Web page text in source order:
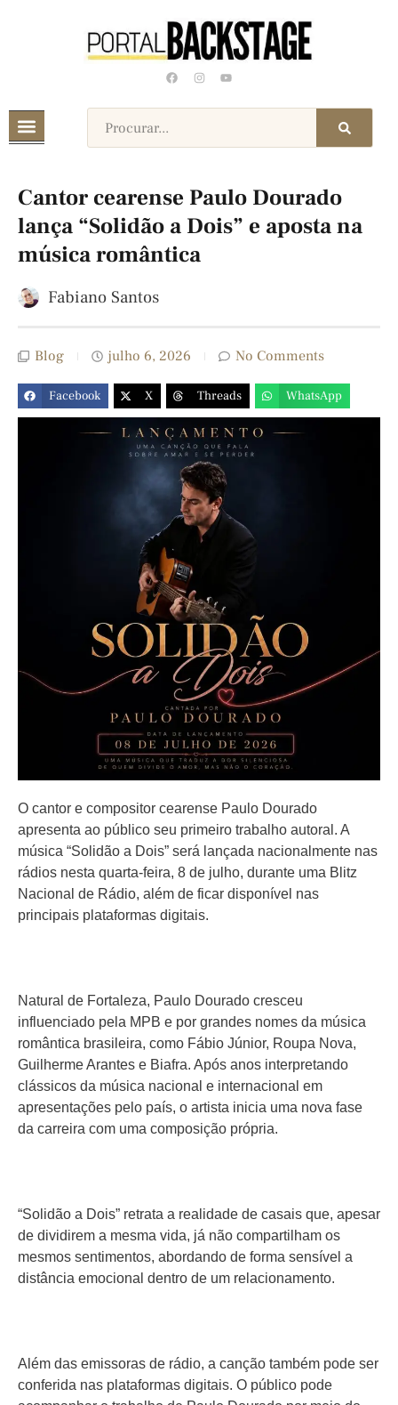
Cantor cearense Paulo Dourado
lança “Solidão a Dois” e aposta na
música romântica
Fabiano Santos
Blog julho 6, 2026 No Comments
Facebook X Threads WhatsApp
O cantor e compositor cearense Paulo Dourado
apresenta ao público seu primeiro trabalho autoral. A
música “Solidão a Dois” será lançada nacionalmente nas
rádios nesta quarta-feira, 8 de julho, durante uma Blitz
Nacional de Rádio, além de ficar disponível nas
principais plataformas digitais.
Natural de Fortaleza, Paulo Dourado cresceu
influenciado pela MPB e por grandes nomes da música
romântica brasileira, como Fábio Júnior, Roupa Nova,
Guilherme Arantes e Biafra. Após anos interpretando
clássicos da música nacional e internacional em
apresentações pelo país, o artista inicia uma nova fase
da carreira com uma composição própria.
“Solidão a Dois” retrata a realidade de casais que, apesar
de dividirem a mesma vida, já não compartilham os
mesmos sentimentos, abordando de forma sensível a
distância emocional dentro de um relacionamento.
Além das emissoras de rádio, a canção também pode ser
conferida nas plataformas digitais. O público pode